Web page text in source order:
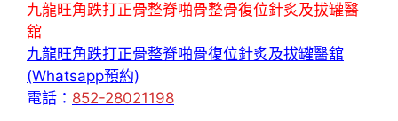
九龍旺角跌打正骨整脊啪骨整骨復位針炙及拔罐醫
舘
九龍旺角跌打正骨整脊啪骨復位針炙及拔罐醫舘
(Whatsapp預約)
電話： 852-28021198